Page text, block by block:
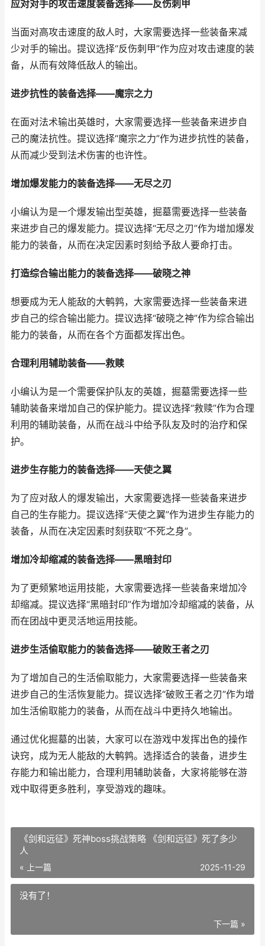
应对对手的攻击速度装备选择——反伤刺甲
当面对高攻击速度的敌人时，大家需要选择一些装备来减
少对手的输出。提议选择“反伤刺甲”作为应对攻击速度的装
备，从而有效降低敌人的输出。
进步抗性的装备选择——魔宗之力
在面对法术输出英雄时，大家需要选择一些装备来进步自
己的魔法抗性。提议选择“魔宗之力”作为进步抗性的装备，
从而减少受到法术伤害的也许性。
增加爆发能力的装备选择——无尽之刃
小编认为是一个爆发输出型英雄，掘墓需要选择一些装备
来进步自己的爆发能力。提议选择“无尽之刃”作为增加爆发
能力的装备，从而在决定因素时刻给予敌人要命打击。
打造综合输出能力的装备选择——破晓之神
想要成为无人能敌的大鹌鹑，大家需要选择一些装备来进
步自己的综合输出能力。提议选择“破晓之神”作为综合输出
能力的装备，从而在各个方面都发挥出色。
合理利用辅助装备——救赎
小编认为是一个需要保护队友的英雄，掘墓需要选择一些
辅助装备来增加自己的保护能力。提议选择“救赎”作为合理
利用的辅助装备，从而在战斗中给予队友及时的治疗和保
护。
进步生存能力的装备选择——天使之翼
为了应对敌人的爆发输出，大家需要选择一些装备来进步
自己的生存能力。提议选择“天使之翼”作为进步生存能力的
装备，从而在决定因素时刻获取“不死之身”。
增加冷却缩减的装备选择——黑暗封印
为了更频繁地运用技能，大家需要选择一些装备来增加冷
却缩减。提议选择“黑暗封印”作为增加冷却缩减的装备，从
而在团战中更灵活地运用技能。
进步生活偷取能力的装备选择——破败王者之刃
为了增加自己的生活偷取能力，大家需要选择一些装备来
进步自己的生活恢复能力。提议选择“破败王者之刃”作为增
加生活偷取能力的装备，从而在战斗中更持久地输出。
通过优化掘墓的出装，大家可以在游戏中发挥出色的操作
诀窍，成为无人能敌的大鹌鹑。选择适合的装备，进步生
存能力和输出能力，合理利用辅助装备，大家将能够在游
戏中取得更多胜利，享受游戏的趣味。
《剑和远征》死神boss挑战策略 《剑和远征》死了多少
人
« 上一篇 2025-11-29
没有了！
下一篇 »